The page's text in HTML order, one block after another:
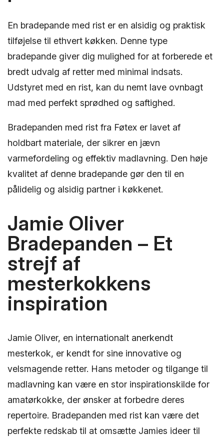
En bradepande med rist er en alsidig og praktisk
tilføjelse til ethvert køkken. Denne type
bradepande giver dig mulighed for at forberede et
bredt udvalg af retter med minimal indsats.
Udstyret med en rist, kan du nemt lave ovnbagt
mad med perfekt sprødhed og saftighed.
Bradepanden med rist fra Føtex er lavet af
holdbart materiale, der sikrer en jævn
varmefordeling og effektiv madlavning. Den høje
kvalitet af denne bradepande gør den til en
pålidelig og alsidig partner i køkkenet.
Jamie Oliver
Bradepanden – Et
strejf af
mesterkokkens
inspiration
Jamie Oliver, en internationalt anerkendt
mesterkok, er kendt for sine innovative og
velsmagende retter. Hans metoder og tilgange til
madlavning kan være en stor inspirationskilde for
amatørkokke, der ønsker at forbedre deres
repertoire. Bradepanden med rist kan være det
perfekte redskab til at omsætte Jamies ideer til